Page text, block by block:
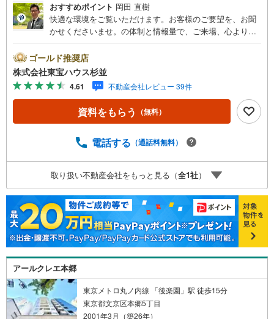
おすすめポイント 岡田 直樹
快適な環境をご覧いただけます。お客様のご要望を、お聞
かせくださいませ。の体制と情報量で、ご来場、心よりお
「未来カレンダー」のご提案。・ 未来に起こるであろうご
自宅リフォームをオンライン上でご提案「ミラカレクラ
ブ」。・ 不動産売却時、ご自宅を綺麗にかつ瀟洒にさせる
CG加工ホームステイジングサービス。・ 購入者様へ、税
理士による確定申告の無料セミナーをご招待いたします。
◆ご予約に際して◆日時のご希望をお伝えください。（も
（居住中物件）の手配が必要な場合がございますのでご容
◆物件のご案内は◆弊社へのご来社、お客様宅へのお迎
え・最寄駅での待ち合わせ、物件周辺のコンビニ等でお待
ち合わせなど、ご希望をお伝えください。ご希望条件をお
伝え頂けましたら、ご見学希望物件以外の資料も用意して
参ります。もちろん他の物件も併せてご案内させていただ
きます。
ゴールド推奨店
株式会社東宝ハウス杉並
4.61 不動産会社レビュー 39件
資料をもらう （無料）
電話する （通話料無料）
取り扱い不動産会社をもっと見る（全1社）
アールクレエ本郷
東京メトロ丸ノ内線 「後楽園」駅 徒歩15分
東京都文京区本郷5丁目
2001年3月（築26年）